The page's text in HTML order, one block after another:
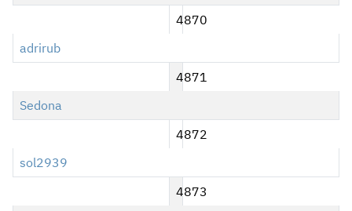
4870
adrirub
4871
Sedona
4872
sol2939
4873